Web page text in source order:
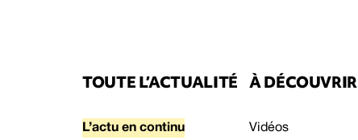
TOUTE L’ACTUALITÉ
L’actu en continu
À DÉCOUVRIR
Vidéos